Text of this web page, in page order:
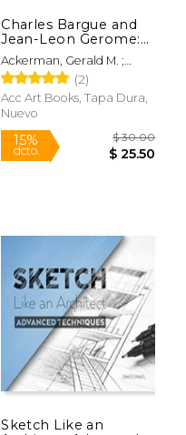
dcto.
Charles Bargue and
Jean-Leon Gerome:
Drawing Course (en
Inglés)
Ackerman, Gerald M. ;
Parrish, Graydon
(2)
Acc Art Books, Tapa Dura,
Nuevo
Sketch Like an